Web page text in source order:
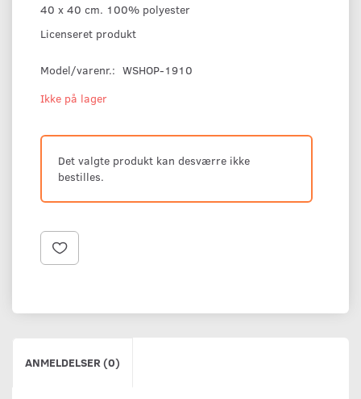
40 x 40 cm. 100% polyester
Licenseret produkt
Model/varenr.: WSHOP-1910
Ikke på lager
Det valgte produkt kan desværre ikke
bestilles.
ANMELDELSER (0)